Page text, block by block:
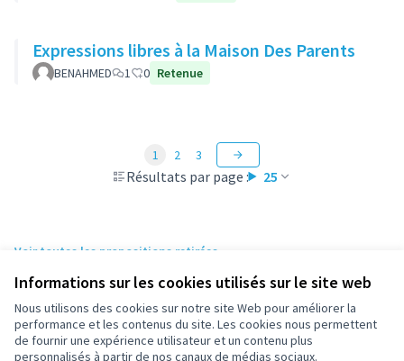
Informations sur les cookies utilisés sur le site web
Nous utilisons des cookies sur notre site Web pour améliorer la
performance et les contenus du site. Les cookies nous permettent
de fournir une expérience utilisateur et un contenu plus
personnalisés à partir de nos canaux de médias sociaux.
Expressions libres à la Maison Des Parents
BENAHMED 1 0 Retenue
Résultats par page : 25
1 2 3
Voir toutes les propositions retirées
Conditions d'utilisation
Paramètres des cookies
participez.nanterre.fr sur X
participez.nanterre.fr sur Facebook
participez.nanterre.fr sur Instagram
participez.nanterre.fr sur YouTube
participez.nanterre.fr sur GitHub